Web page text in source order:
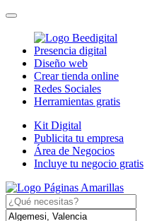
Presencia digital
Diseño web
Crear tienda online
Redes Sociales
Herramientas gratis
Kit Digital
Publicita tu empresa
Área de Negocios
Incluye tu negocio gratis